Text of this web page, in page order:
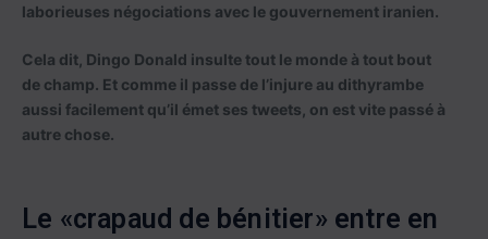
laborieuses négociations avec le gouvernement iranien.
Cela dit, Dingo Donald insulte tout le monde à tout bout
de champ. Et comme il passe de l’injure au dithyrambe
aussi facilement qu’il émet ses tweets, on est vite passé à
autre chose.
Le «crapaud de bénitier» entre en